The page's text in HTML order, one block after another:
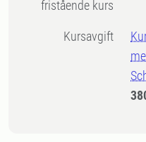
fristående kurs
Kursavgift